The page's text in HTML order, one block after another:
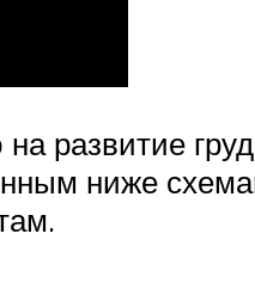
развитие
ниже